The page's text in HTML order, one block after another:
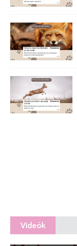
Videók